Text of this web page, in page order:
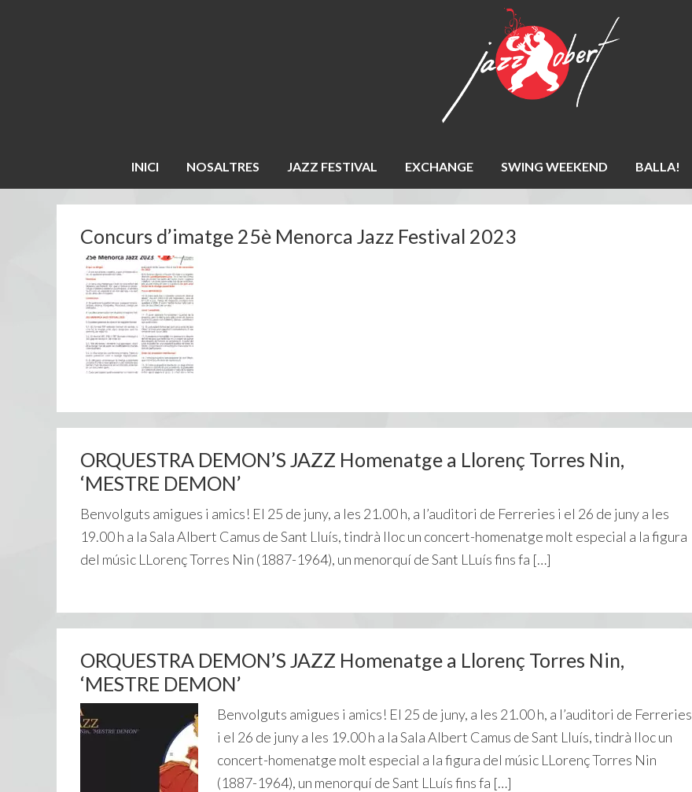
INICI NOSALTRES JAZZ FESTIVAL EXCHANGE SWING WEEKEND BALLA!
Concurs d’imatge 25è Menorca Jazz Festival 2023
ORQUESTRA DEMON’S JAZZ Homenatge a Llorenç Torres Nin,
‘MESTRE DEMON’
Benvolguts amigues i amics! El 25 de juny, a les 21.00 h, a l’auditori de Ferreries i el 26 de juny a les
19.00 h a la Sala Albert Camus de Sant Lluís, tindrà lloc un concert-homenatge molt especial a la figura
del músic LLorenç Torres Nin (1887-1964), un menorquí de Sant LLuís fins fa […]
ORQUESTRA DEMON’S JAZZ Homenatge a Llorenç Torres Nin,
‘MESTRE DEMON’
Benvolguts amigues i amics! El 25 de juny, a les 21.00 h, a l’auditori de Ferreries
i el 26 de juny a les 19.00 h a la Sala Albert Camus de Sant Lluís, tindrà lloc un
concert-homenatge molt especial a la figura del músic LLorenç Torres Nin
(1887-1964), un menorquí de Sant LLuís fins fa […]